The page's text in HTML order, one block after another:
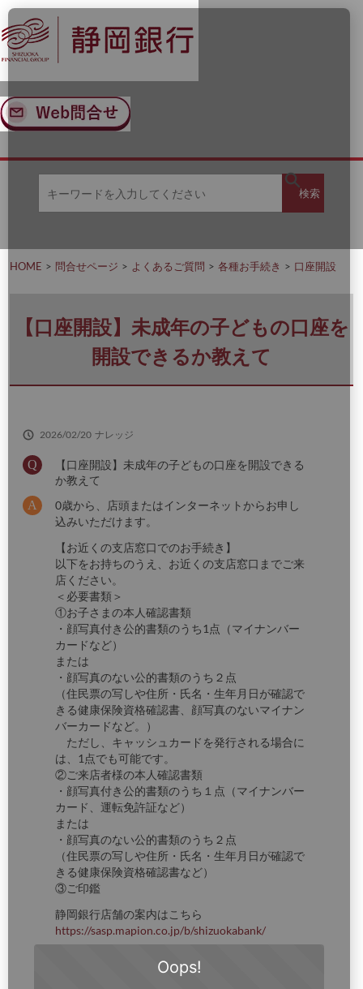
ナ
ビ
ゲ
ー
ン
へ
ス
メ
イ
ン
コ
ン
ツ
へ
ー
ワ
入
て
く
検索
検
HOME 問合せページ よくあるご質問 各種お手続き 口座開設
【口座開設】未成年の子どもの口座を
開設できるか教えて
2026/02/20 ナレッジ
【口座開設】未成年の子どもの口座を開設できる
か教えて
0歳から、店頭またはインターネットからお申し
込みいただけます。
【お近くの支店窓口でのお手続き】
以下をお持ちのうえ、お近くの支店窓口までご来
店ください。
＜必要書類＞
①お子さまの本人確認書類
・顔写真付き公的書類のうち1点（マイナンバー
カードなど）
または
・顔写真のない公的書類のうち２点
（住民票の写しや住所・氏名・生年月日が確認で
きる健康保険資格確認書、顔写真のないマイナン
バーカードなど。）
ただし、キャッシュカードを発行される場合に
は、1点でも可能です。
②ご来店者様の本人確認書類
・顔写真付き公的書類のうち１点（マイナンバー
カード、運転免許証など）
または
・顔写真のない公的書類のうち２点
（住民票の写しや住所・氏名・生年月日が確認で
きる健康保険資格確認書など）
③ご印鑑
静岡銀行店舗の案内はこちら
https://sasp.mapion.co.jp/b/shizuokabank/
＜お子さまが15歳未満の場合＞